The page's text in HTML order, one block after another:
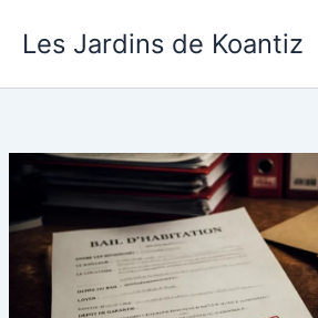
Les Jardins de Koantiz